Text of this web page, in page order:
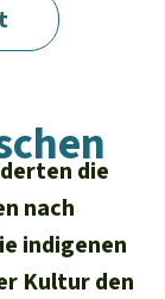
00
Völker
die
nach
indigenen
Kultur den